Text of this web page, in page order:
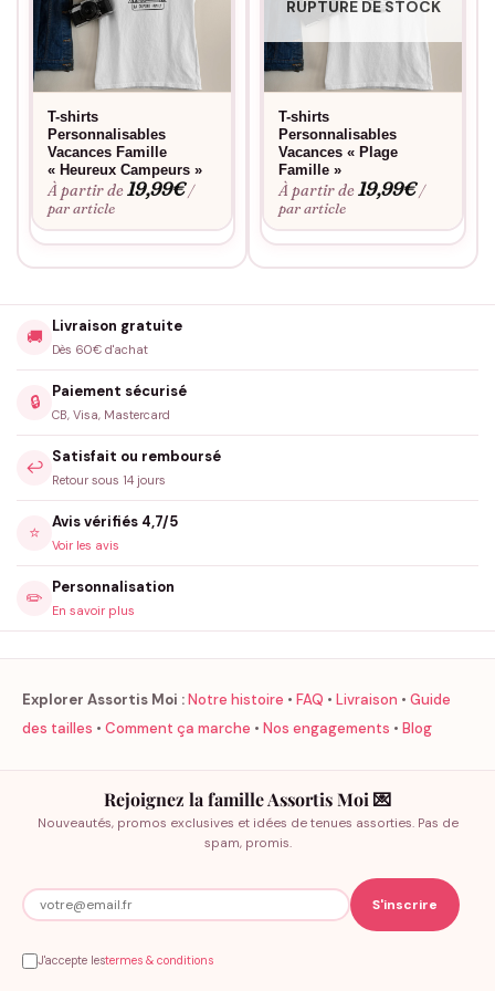
T-shirts
Personnalisables
Vacances Famille
« Heureux Campeurs »
À partir de19,99€ /
par article
RUPTURE DE STOCK
T-shirts
Personnalisables
Vacances « Plage
Famille »
À partir de19,99€ /
par article
🚚
Livraison gratuite
Dès 60€ d'achat
🔒
Paiement sécurisé
CB, Visa, Mastercard
↩️
Satisfait ou remboursé
Retour sous 14 jours
⭐
Avis vérifiés 4,7/5
Voir les avis
✏️
Personnalisation
En savoir plus
Explorer Assortis Moi :Notre histoire • FAQ • Livraison • Guide
des tailles • Comment ça marche • Nos engagements • Blog
Rejoignez la famille Assortis Moi 💌
Nouveautés, promos exclusives et idées de tenues assorties. Pas de
spam, promis.
J'accepte lestermes & conditions